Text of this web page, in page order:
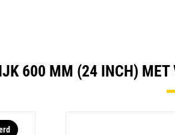
600 MM (24 INCH) MET